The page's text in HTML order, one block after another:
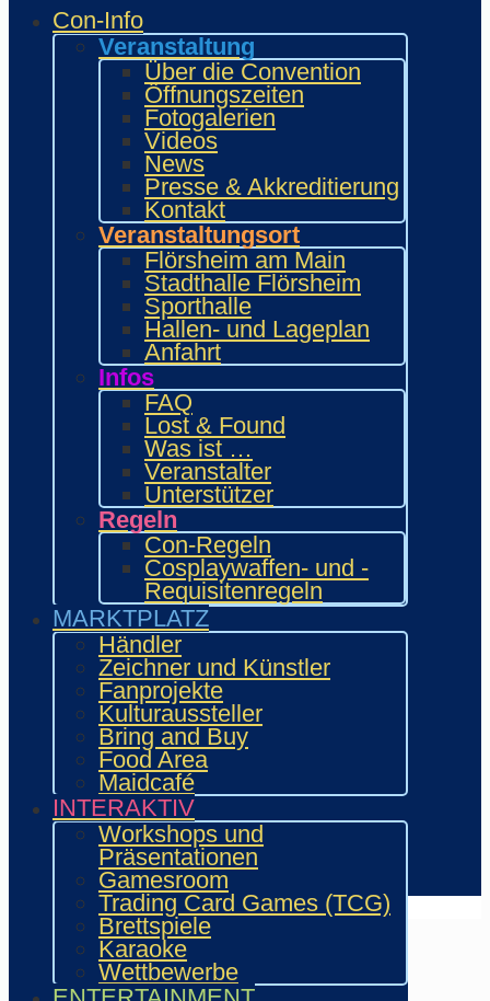
Con-Info
Veranstaltung
Über die Convention
Öffnungszeiten
Fotogalerien
Videos
News
Presse & Akkreditierung
Kontakt
Veranstaltungsort
Flörsheim am Main
Stadthalle Flörsheim
Sporthalle
Hallen- und Lageplan
Anfahrt
Infos
FAQ
Lost & Found
Was ist …
Veranstalter
Unterstützer
Regeln
Con-Regeln
Cosplaywaffen- und -
Requisitenregeln
MARKTPLATZ
Händler
Zeichner und Künstler
Fanprojekte
Kulturaussteller
Bring and Buy
Food Area
Maidcafé
INTERAKTIV
Workshops und
Präsentationen
Gamesroom
Trading Card Games (TCG)
Brettspiele
Karaoke
Wettbewerbe
Cosplaywaffen- und -
Requisitenregeln
MARKTPLATZ
Händler
Zeichner und Künstler
Fanprojekte
Kulturaussteller
Bring and Buy
Food Area
Maidcafé
INTERAKTIV
Workshops und Präsentationen
Gamesroom
Trading Card Games (TCG)
Brettspiele
Karaoke
Wettbewerbe
ENTERTAINMENT
Ehrengäste
Showacts
Anime-Kino
Kulturprogramm
Cosplayball
Programm
Programm 2026
Wie.MAI.KAI App
Vergangenes Con-Programm
Bewerbung
Händler
Zeichner & Künstler
Aussteller & Fanprojekte
Showacts
Workshops & Präsentationen
Helfende
Marketing & Sponsoring
Presse & Content Creator
Verein wie.mai.kai e. V
Kontakt